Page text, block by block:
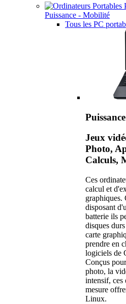
Puissance - Mobilité
Tous les PC
Jeux
Photo,
Calculs,
Ces
calcul et
graphiques.
disposant
batterie ils
disques
carte
prendre en
logiciels de
Conçus
photo, la
intensif, ces
mesure
Linux.